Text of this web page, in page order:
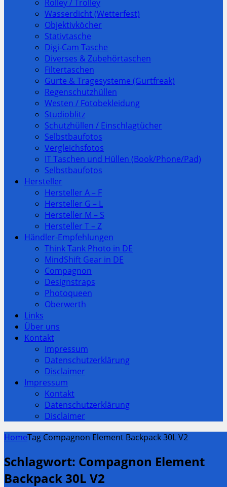
Rolley / Trolley
Wasserdicht (Wetterfest)
Objektivköcher
Stativtasche
Digi-Cam Tasche
Diverses & Zubehörtaschen
Filtertaschen
Gurte & Tragesysteme (Gurtfreak)
Regenschutzhüllen
Westen / Fotobekleidung
Studioblitz
Schutzhüllen / Einschlagtücher
Selbstbaufotos
Vergleichsfotos
IT Taschen und Hüllen (Book/Phone/Pad)
Selbstbaufotos
Hersteller
Hersteller A – F
Hersteller G – L
Hersteller M – S
Hersteller T – Z
Händler-Empfehlungen
Think Tank Photo in DE
MindShift Gear in DE
Compagnon
Designstraps
Photoqueen
Oberwerth
Links
Über uns
Kontakt
Impressum
Datenschutzerklärung
Disclaimer
Impressum
Kontakt
Datenschutzerklärung
Disclaimer
HomeTag Compagnon Element Backpack 30L V2
Schlagwort: Compagnon Element
Backpack 30L V2